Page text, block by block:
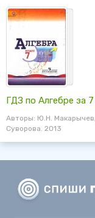
ГДЗ по Алгебре за
Авторы: Ю.Н.
Суворова. 2013